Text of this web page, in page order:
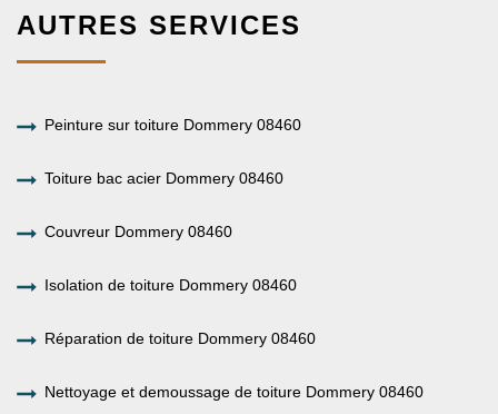
AUTRES SERVICES
Peinture sur toiture Dommery 08460
Toiture bac acier Dommery 08460
Couvreur Dommery 08460
Isolation de toiture Dommery 08460
Réparation de toiture Dommery 08460
Nettoyage et demoussage de toiture Dommery 08460